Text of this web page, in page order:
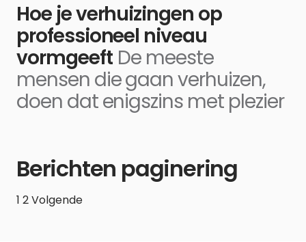
Hoe je verhuizingen op
professioneel niveau
vormgeeft De meeste
mensen die gaan verhuizen,
doen dat enigszins met plezier
Berichten paginering
1 2Volgende